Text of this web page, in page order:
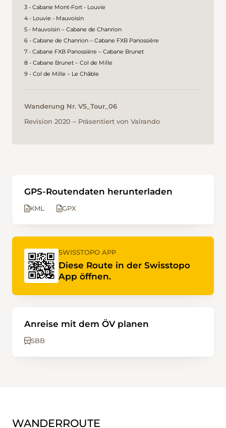
3 - Cabane Mont-Fort - Louvie
4 - Louvie - Mauvoisin
5 - Mauvoisin – Cabane de Chanrion
6 - Cabane de Chanrion – Cabane FXB Panossière
7 - Cabane FXB Panossière – Cabane Brunet
8 - Cabane Brunet – Col de Mille
9 - Col de Mille – Le Châble
Wanderung Nr. VS_Tour_06
Revision 2020 ‒ Präsentiert von Valrando
GPS-Routendaten herunterladen
KML GPX
SWISSTOPO APP
Diese Route in der Swisstopo
App öffnen.
Anreise mit dem ÖV planen
SBB
WANDERROUTE